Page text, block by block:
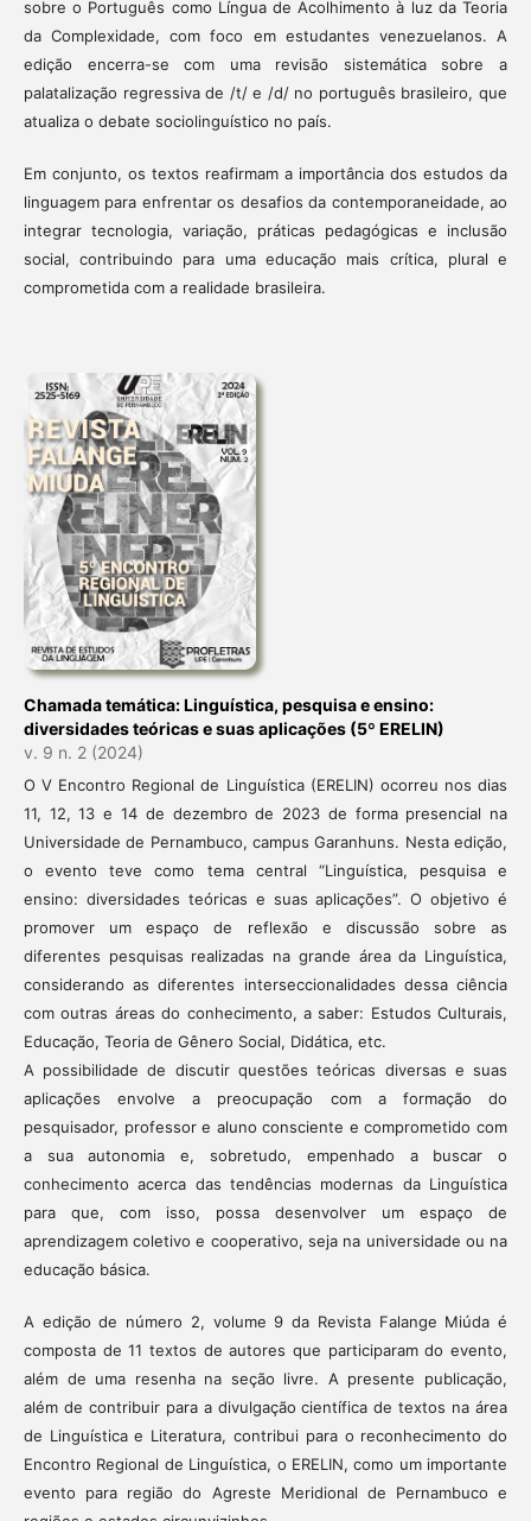
sobre o Português como Língua de Acolhimento à luz da Teoria
da Complexidade, com foco em estudantes venezuelanos. A
edição encerra-se com uma revisão sistemática sobre a
palatalização regressiva de /t/ e /d/ no português brasileiro, que
atualiza o debate sociolinguístico no país.
Em conjunto, os textos reafirmam a importância dos estudos da
linguagem para enfrentar os desafios da contemporaneidade, ao
integrar tecnologia, variação, práticas pedagógicas e inclusão
social, contribuindo para uma educação mais crítica, plural e
comprometida com a realidade brasileira.
Chamada temática: Linguística, pesquisa e ensino:
diversidades teóricas e suas aplicações (5º ERELIN)
v. 9 n. 2 (2024)
O V Encontro Regional de Linguística (ERELIN) ocorreu nos dias
11, 12, 13 e 14 de dezembro de 2023 de forma presencial na
Universidade de Pernambuco, campus Garanhuns. Nesta edição,
o evento teve como tema central “Linguística, pesquisa e
ensino: diversidades teóricas e suas aplicações”. O objetivo é
promover um espaço de reflexão e discussão sobre as
diferentes pesquisas realizadas na grande área da Linguística,
considerando as diferentes interseccionalidades dessa ciência
com outras áreas do conhecimento, a saber: Estudos Culturais,
Educação, Teoria de Gênero Social, Didática, etc.
A possibilidade de discutir questões teóricas diversas e suas
aplicações envolve a preocupação com a formação do
pesquisador, professor e aluno consciente e comprometido com
a sua autonomia e, sobretudo, empenhado a buscar o
conhecimento acerca das tendências modernas da Linguística
para que, com isso, possa desenvolver um espaço de
aprendizagem coletivo e cooperativo, seja na universidade ou na
educação básica.
A edição de número 2, volume 9 da Revista Falange Miúda é
composta de 11 textos de autores que participaram do evento,
além de uma resenha na seção livre. A presente publicação,
além de contribuir para a divulgação científica de textos na área
de Linguística e Literatura, contribui para o reconhecimento do
Encontro Regional de Linguística, o ERELIN, como um importante
evento para região do Agreste Meridional de Pernambuco e